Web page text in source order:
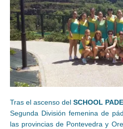
Tras el ascenso del SCHOOL
Segunda División femenina de
las provincias de Pontevedra y